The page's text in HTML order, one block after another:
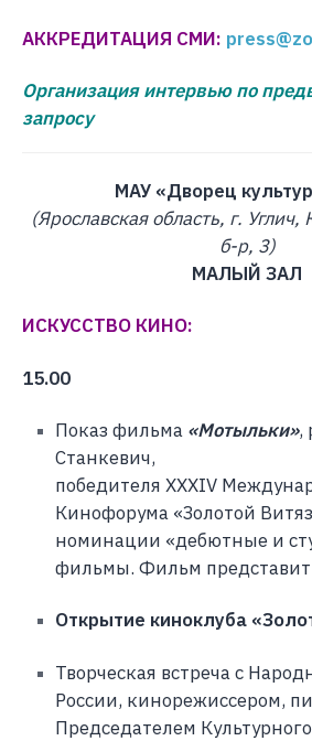
АККРЕДИТАЦИЯ СМИ:
Организация интервью по
запросу
МАУ «Дворец
(Ярославская область, г.
б-р, 3)
МАЛЫЙ ЗАЛ
ИСКУССТВО КИНО:
15.00
Показ фильма «Мотыльки»,
Станкевич,
победителя XXXIV
Кинофорума «Золотой
номинации «дебютные и
фильмы. Фильм представит
Открытие киноклуба
Творческая встреча с
России, кинорежиссером,
Председателем